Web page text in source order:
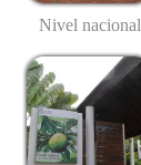
Nivel nacional